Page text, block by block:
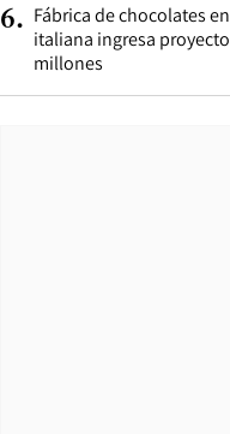
6. Fábrica de chocolates
italiana ingresa proyecto
millones